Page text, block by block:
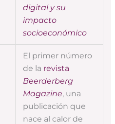
digital y su
impacto
socioeconómico
El primer número
de la revista
Beerderberg
Magazine, una
publicación que
nace al calor de